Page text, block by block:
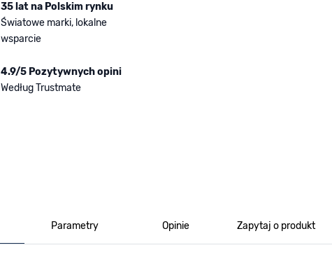
35 lat na Polskim rynku
Światowe marki, lokalne
wsparcie
4.9/5 Pozytywnych opini
Według Trustmate
Parametry Opinie Zapytaj o produkt